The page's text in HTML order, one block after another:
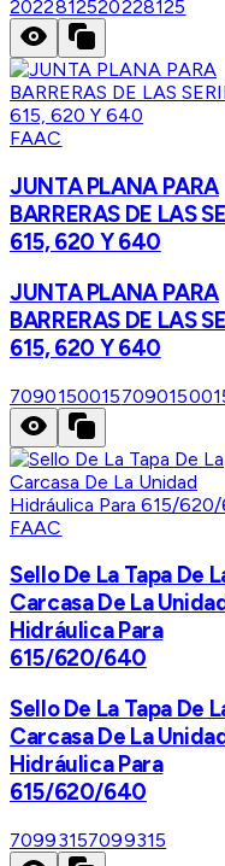
2022812520228125
FAAC
JUNTA PLANA PARA
BARRERAS DE LAS
615, 620 Y 640
JUNTA PLANA PARA
BARRERAS DE LAS
615, 620 Y 640
7090150015
FAAC
Sello De La Tapa De
Carcasa De La
Hidráulica Para
615/620/640
Sello De La Tapa De
Carcasa De La
Hidráulica Para
615/620/640
70993157099315